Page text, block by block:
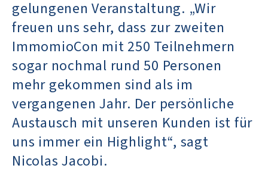
gelungenen Veranstaltung. „Wir
freuen uns sehr, dass zur zweiten
ImmomioCon mit 250 Teilnehmern
sogar nochmal rund 50 Personen
mehr gekommen sind als im
vergangenen Jahr. Der persönliche
Austausch mit unseren Kunden ist für
uns immer ein Highlight“, sagt
Nicolas Jacobi.